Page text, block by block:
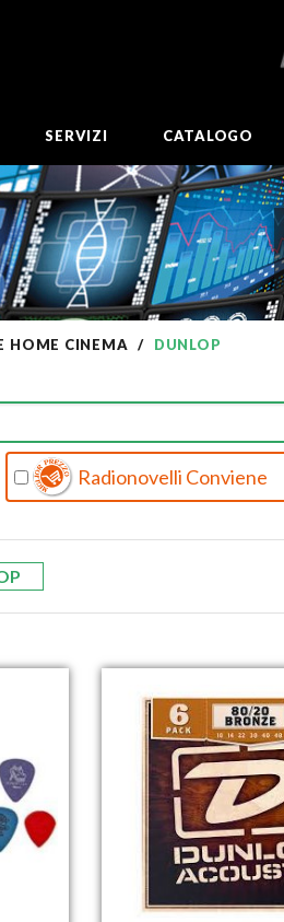
SERVIZI CATALOGO
HOME CINEMA DUNLOP
Radionovelli Conviene